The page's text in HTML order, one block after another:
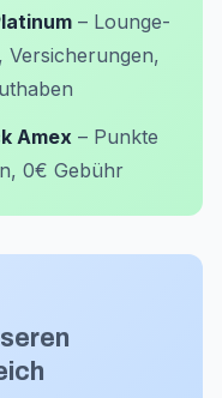
– Lounge-
Versicherungen,
Amex – Punkte
0€ Gebühr